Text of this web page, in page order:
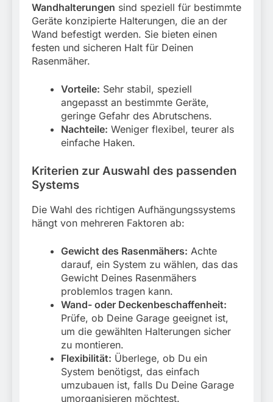
Wandhalterungen sind speziell für bestimmte
Geräte konzipierte Halterungen, die an der
Wand befestigt werden. Sie bieten einen
festen und sicheren Halt für Deinen
Rasenmäher.
Vorteile: Sehr stabil, speziell
angepasst an bestimmte Geräte,
geringe Gefahr des Abrutschens.
Nachteile: Weniger flexibel, teurer als
einfache Haken.
Kriterien zur Auswahl des passenden
Systems
Die Wahl des richtigen Aufhängungssystems
hängt von mehreren Faktoren ab:
Gewicht des Rasenmähers: Achte
darauf, ein System zu wählen, das das
Gewicht Deines Rasenmähers
problemlos tragen kann.
Wand- oder Deckenbeschaffenheit:
Prüfe, ob Deine Garage geeignet ist,
um die gewählten Halterungen sicher
zu montieren.
Flexibilität: Überlege, ob Du ein
System benötigst, das einfach
umzubauen ist, falls Du Deine Garage
umorganisieren möchtest.